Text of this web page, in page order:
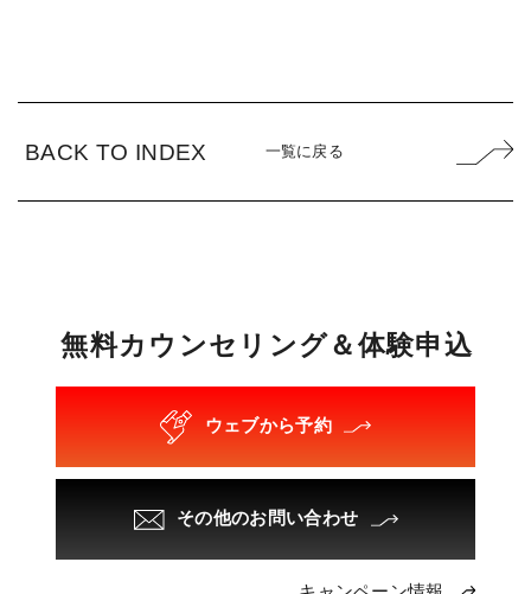
BACK TO INDEX 一覧に戻る
無料カ ウ ンセ リ ング＆体験申込
ウェブから予約
その他のお問い合わせ